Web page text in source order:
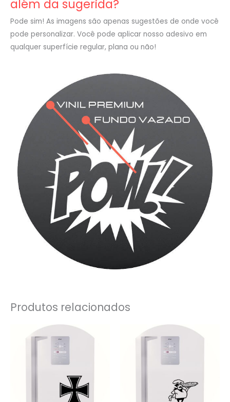
além da sugerida?
Pode sim! As imagens são apenas sugestões de onde você
pode personalizar. Você pode aplicar nosso adesivo em
qualquer superfície regular, plana ou não!
Produtos relacionados